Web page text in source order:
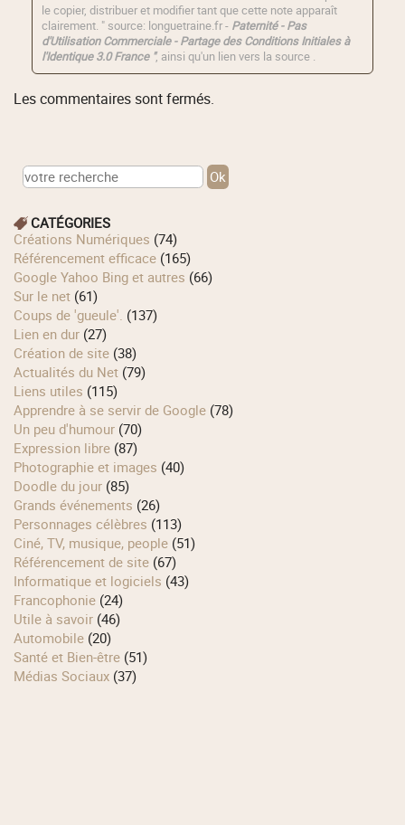
le copier, distribuer et modifier tant que cette note apparaît
clairement. " source: longuetraine.fr - Paternité - Pas
d'Utilisation Commerciale - Partage des Conditions Initiales à
l'Identique 3.0 France ", ainsi qu'un lien vers la source .
Les commentaires sont fermés.
CATÉGORIES
Créations Numériques (74)
Référencement efficace (165)
Google Yahoo Bing et autres (66)
Sur le net (61)
Coups de 'gueule'. (137)
Lien en dur (27)
Création de site (38)
Actualités du Net (79)
Liens utiles (115)
Apprendre à se servir de Google (78)
Un peu d'humour (70)
Expression libre (87)
Photographie et images (40)
Doodle du jour (85)
Grands événements (26)
Personnages célèbres (113)
Ciné, TV, musique, people (51)
Référencement de site (67)
Informatique et logiciels (43)
Francophonie (24)
Utile à savoir (46)
Automobile (20)
Santé et Bien-être (51)
Médias Sociaux (37)